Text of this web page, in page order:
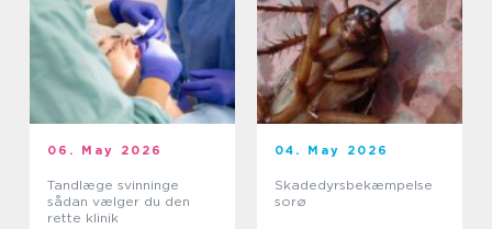
06. May 2026
Tandlæge svinninge
sådan vælger du den
rette klinik
04. May 2026
Skadedyrsbekæmpelse
sorø